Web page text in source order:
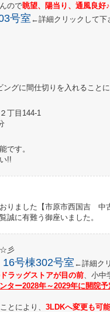
ので眺望、陽当り、通風良好♪
号室 ←詳細クリックして下
ングに間仕切りを入れること
丁目144-1
です。
!!
りました【市原市西国吉
誠に有難う御座いました。
☆彡
号棟302号室 ←詳細ク
ラッグストアが目の前、小中
ター2028年～2029年に開院予
とにより、 3LDKへ変更も可能